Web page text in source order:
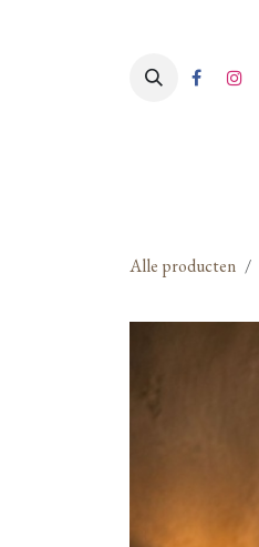
Alle producten